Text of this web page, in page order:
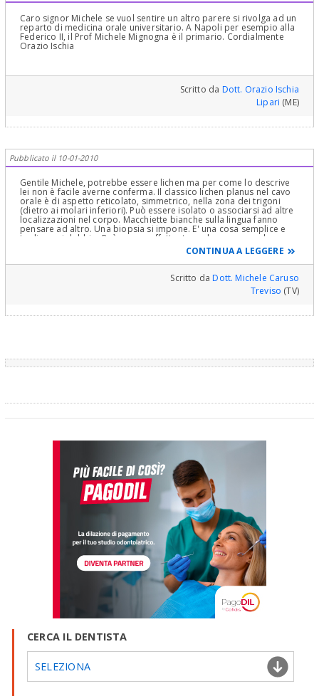
Caro signor Michele se vuol sentire un altro parere si rivolga ad un
reparto di medicina orale universitario. A Napoli per esempio alla
Federico II, il Prof Michele Mignogna è il primario. Cordialmente
Orazio Ischia
Scritto da Dott. Orazio Ischia
Lipari (ME)
Pubblicato il 10-01-2010
Gentile Michele, potrebbe essere lichen ma per come lo descrive
lei non è facile averne conferma. Il classico lichen planus nel cavo
orale è di aspetto reticolato, simmetrico, nella zona dei trigoni
(dietro ai molari inferiori). Può essere isolato o associarsi ad altre
localizzazioni nel corpo. Macchiette bianche sulla lingua fanno
pensare ad altro. Una biopsia si impone. E' una cosa semplice e
toglie ogni dubbio. Può essere effettuata anche presso un buon
studio dentistico che sia in contatto con un centro di anatomia
CONTINUA A LEGGERE
Scritto daDott. Michele Caruso
Treviso (TV)
CERCA IL DENTISTA
SELEZIONA